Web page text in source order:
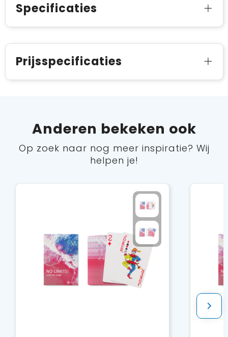
Specificaties
Prijsspecificaties
Anderen bekeken ook
Op zoek naar nog meer inspiratie? Wij
helpen je!